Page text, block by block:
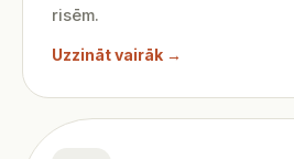
risēm.
Uzzināt vairāk →